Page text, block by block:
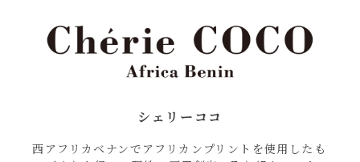
シェリーココ
西アフリカベナンでアフリカンプリントを使用したも